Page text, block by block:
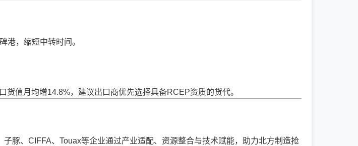
港，缩短中转时间。
货值月均增14.8%，建议出口商优先选择具备RCEP资质的货代。
子豚、CIFFA、Touax等企业通过产业适配、资源整合与技术赋能，助力北方制造抢